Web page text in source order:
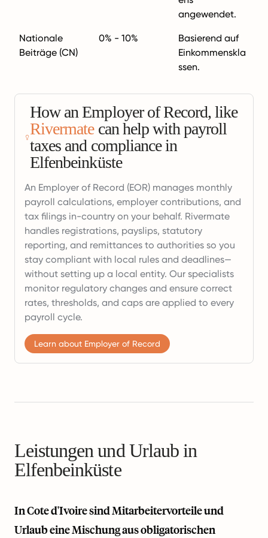
angewendet.
Nationale
Beiträge (CN)
0% - 10%
Basierend auf
Einkommenskla
ssen.
How an Employer of Record, like
Rivermatecan help with payroll
taxes and compliance in
Elfenbeinküste
An Employer of Record (EOR) manages monthly
payroll calculations, employer contributions, and
tax filings in-country on your behalf. Rivermate
handles registrations, payslips, statutory
reporting, and remittances to authorities so you
stay compliant with local rules and deadlines—
without setting up a local entity. Our specialists
monitor regulatory changes and ensure correct
rates, thresholds, and caps are applied to every
payroll cycle.
Learn about Employer of Record
Leistungen und Urlaub in
Elfenbeinküste
In Cote d'Ivoire sind Mitarbeitervorteile und
Urlaub eine Mischung aus obligatorischen